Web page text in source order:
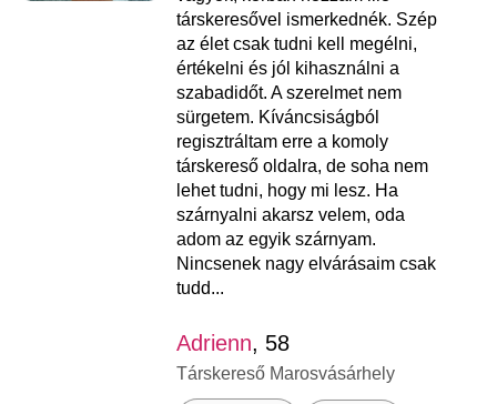
társkeresővel ismerkednék. Szép
az élet csak tudni kell megélni,
értékelni és jól kihasználni a
szabadidőt. A szerelmet nem
sürgetem. Kíváncsiságból
regisztráltam erre a komoly
társkereső oldalra, de soha nem
lehet tudni, hogy mi lesz. Ha
szárnyalni akarsz velem, oda
adom az egyik szárnyam.
Nincsenek nagy elvárásaim csak
tudd...
Adrienn, 58
Társkereső Marosvásárhely